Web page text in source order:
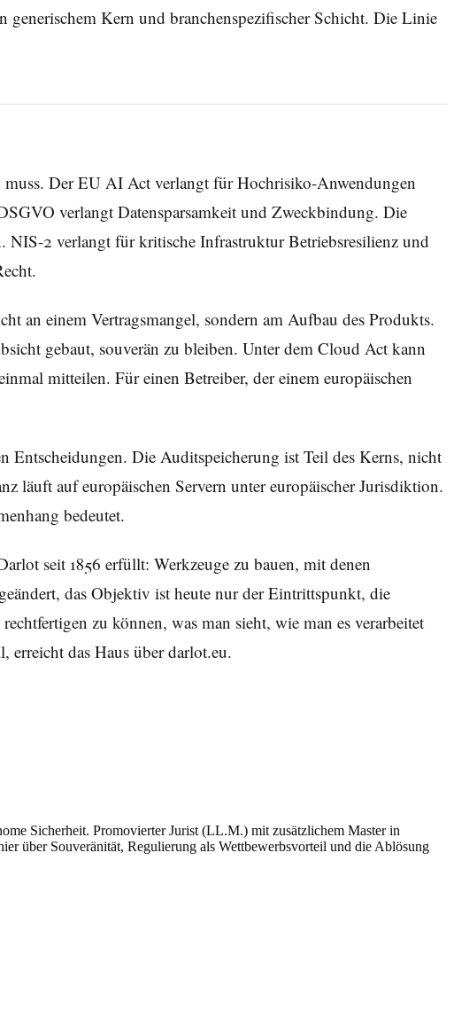
Kern und branchenspezifischer Schicht. Die Linie
Der EU AI Act verlangt für Hochrisiko-Anwendungen
verlangt Datensparsamkeit und Zweckbindung. Die
2 verlangt für kritische Infrastruktur Betriebsresilienz und
an einem Vertragsmangel, sondern am Aufbau des Produkts.
gebaut, souverän zu bleiben. Unter dem Cloud Act kann
mitteilen. Für einen Betreiber, der einem europäischen
Die Auditspeicherung ist Teil des Kerns, nicht
läuft auf europäischen Servern unter europäischer Jurisdiktion.
bedeutet.
seit 1856 erfüllt: Werkzeuge zu bauen, mit denen
das Objektiv ist heute nur der Eintrittspunkt, die
zu können, was man sieht, wie man es verarbeitet
das Haus über darlot.eu.
Sicherheit. Promovierter Jurist (LL.M.) mit zusätzlichem Master in
über Souveränität, Regulierung als Wettbewerbsvorteil und die Ablösung